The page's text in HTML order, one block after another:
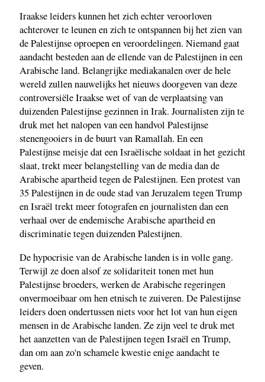
Iraakse leiders kunnen het zich echter veroorloven
achterover te leunen en zich te ontspannen bij het zien van
de Palestijnse oproepen en veroordelingen. Niemand gaat
aandacht besteden aan de ellende van de Palestijnen in een
Arabische land. Belangrijke mediakanalen over de hele
wereld zullen nauwelijks het nieuws doorgeven van deze
controversiële Iraakse wet of van de verplaatsing van
duizenden Palestijnse gezinnen in Irak. Journalisten zijn te
druk met het nalopen van een handvol Palestijnse
stenengooiers in de buurt van Ramallah. En een
Palestijnse meisje dat een Israëlische soldaat in het gezicht
slaat, trekt meer belangstelling van de media dan de
Arabische apartheid tegen de Palestijnen. Een protest van
35 Palestijnen in de oude stad van Jeruzalem tegen Trump
en Israël trekt meer fotografen en journalisten dan een
verhaal over de endemische Arabische apartheid en
discriminatie tegen duizenden Palestijnen.
De hypocrisie van de Arabische landen is in volle gang.
Terwijl ze doen alsof ze solidariteit tonen met hun
Palestijnse broeders, werken de Arabische regeringen
onvermoeibaar om hen etnisch te zuiveren. De Palestijnse
leiders doen ondertussen niets voor het lot van hun eigen
mensen in de Arabische landen. Ze zijn veel te druk met
het aanzetten van de Palestijnen tegen Israël en Trump,
dan om aan zo'n schamele kwestie enige aandacht te
geven.